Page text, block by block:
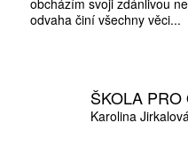
odvaha činí všechny věci...
ŠKOLA PRO
Karolina Jirkalová